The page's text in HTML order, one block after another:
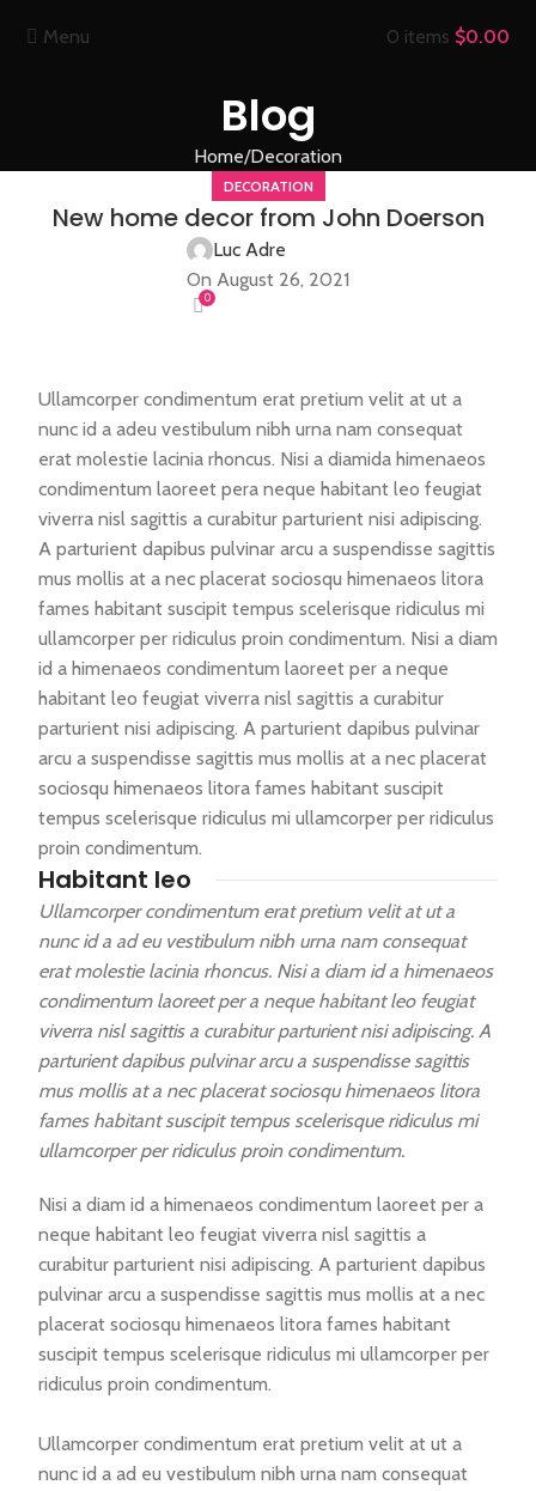
Menu 0 items $0.00
Blog
Home Decoration
DECORATION
New home decor from John Doerson
Luc Adre
On August 26, 2021
0
Ullamcorper condimentum erat pretium velit at ut a
nunc id a adeu vestibulum nibh urna nam consequat
erat molestie lacinia rhoncus. Nisi a diamida himenaeos
condimentum laoreet pera neque habitant leo feugiat
viverra nisl sagittis a curabitur parturient nisi adipiscing.
A parturient dapibus pulvinar arcu a suspendisse sagittis
mus mollis at a nec placerat sociosqu himenaeos litora
fames habitant suscipit tempus scelerisque ridiculus mi
ullamcorper per ridiculus proin condimentum. Nisi a diam
id a himenaeos condimentum laoreet per a neque
habitant leo feugiat viverra nisl sagittis a curabitur
parturient nisi adipiscing. A parturient dapibus pulvinar
arcu a suspendisse sagittis mus mollis at a nec placerat
sociosqu himenaeos litora fames habitant suscipit
tempus scelerisque ridiculus mi ullamcorper per ridiculus
proin condimentum.
Habitant leo
Ullamcorper condimentum erat pretium velit at ut a
nunc id a ad eu vestibulum nibh urna nam consequat
erat molestie lacinia rhoncus. Nisi a diam id a himenaeos
condimentum laoreet per a neque habitant leo feugiat
viverra nisl sagittis a curabitur parturient nisi adipiscing. A
parturient dapibus pulvinar arcu a suspendisse sagittis
mus mollis at a nec placerat sociosqu himenaeos litora
fames habitant suscipit tempus scelerisque ridiculus mi
ullamcorper per ridiculus proin condimentum.
Nisi a diam id a himenaeos condimentum laoreet per a
neque habitant leo feugiat viverra nisl sagittis a
curabitur parturient nisi adipiscing. A parturient dapibus
pulvinar arcu a suspendisse sagittis mus mollis at a nec
placerat sociosqu himenaeos litora fames habitant
suscipit tempus scelerisque ridiculus mi ullamcorper per
ridiculus proin condimentum.
Ullamcorper condimentum erat pretium velit at ut a
nunc id a ad eu vestibulum nibh urna nam consequat